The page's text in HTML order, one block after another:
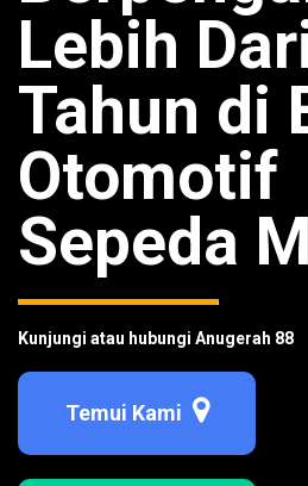
Lebih
Tahun di
Otomotif
Sepeda
Kunjungi atau hubungi Anugerah 88
Temui Kami